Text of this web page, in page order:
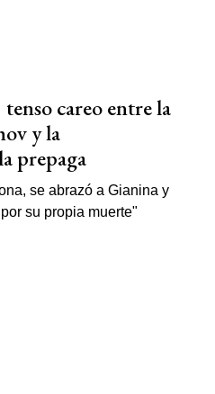
careo entre la
y la
prepaga